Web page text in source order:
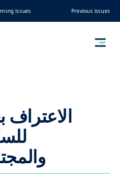
issues Previous issues